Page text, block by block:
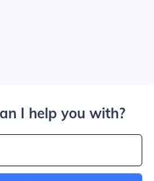
I help you with?